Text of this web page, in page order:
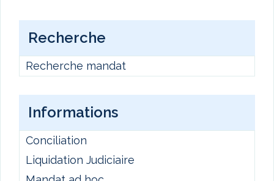
Recherche
Recherche mandat
Informations
Conciliation
Liquidation Judiciaire